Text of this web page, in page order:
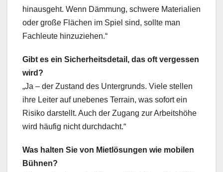
hinausgeht. Wenn Dämmung, schwere Materialien
oder große Flächen im Spiel sind, sollte man
Fachleute hinzuziehen.“
Gibt es ein Sicherheitsdetail, das oft vergessen
wird?
„Ja – der Zustand des Untergrunds. Viele stellen
ihre Leiter auf unebenes Terrain, was sofort ein
Risiko darstellt. Auch der Zugang zur Arbeitshöhe
wird häufig nicht durchdacht.“
Was halten Sie von Mietlösungen wie mobilen
Bühnen?